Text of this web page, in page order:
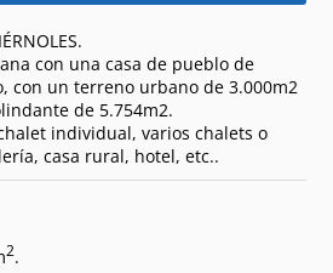
con una casa de pueblo de
con un terreno urbano de 3.000m2
de 5.754m2.
individual, varios chalets o
casa rural, hotel, etc..
2.